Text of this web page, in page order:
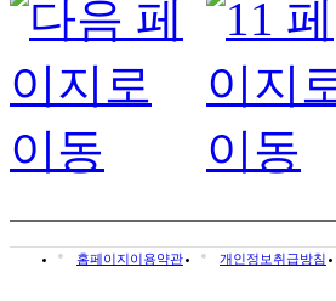
홈페이지이용약관 개인정보취급방침